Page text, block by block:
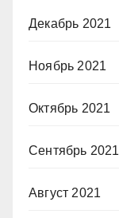
Декабрь 2021
Ноябрь 2021
Октябрь 2021
Сентябрь 2021
Август 2021